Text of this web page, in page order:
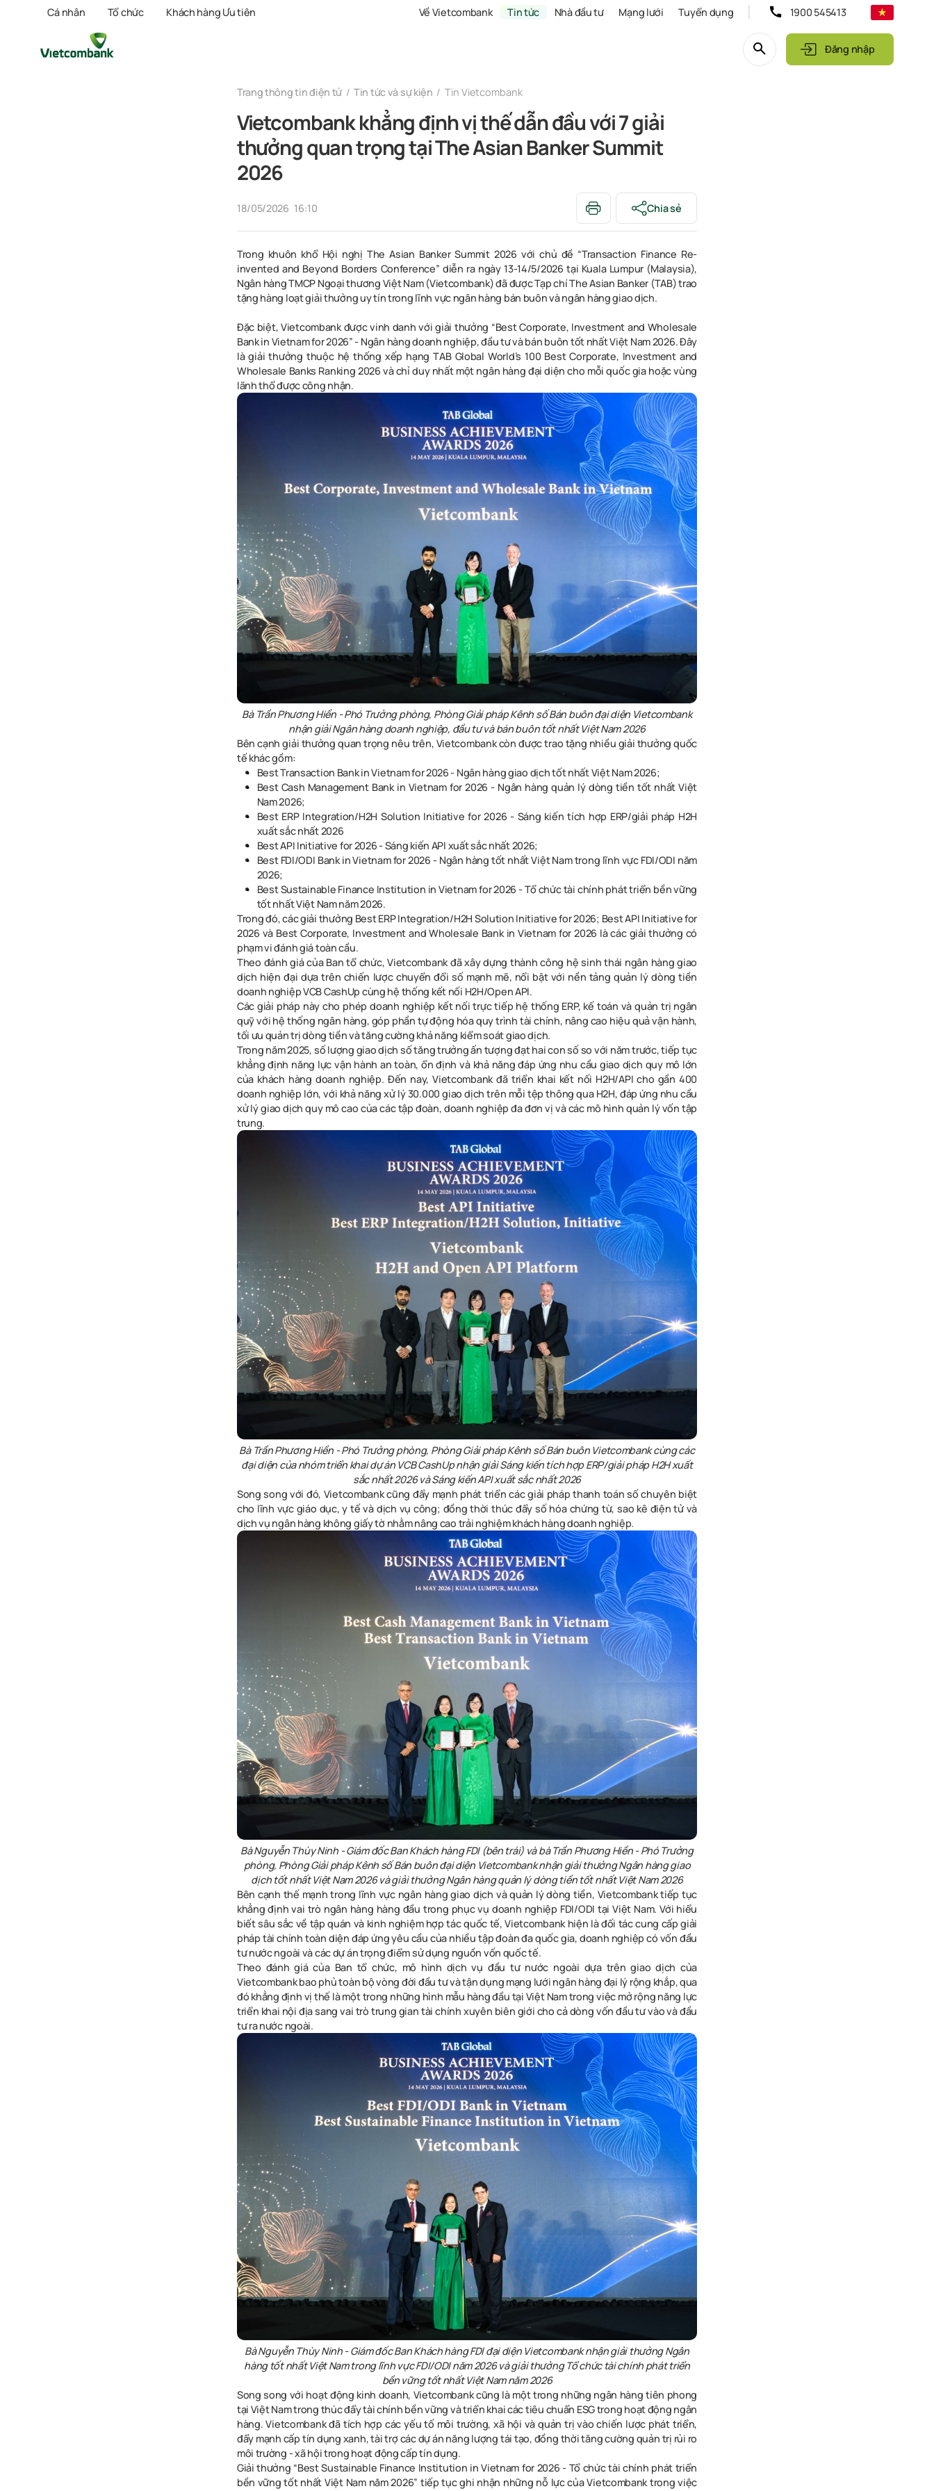
Cá nhân Tổ chức Khách hàng Ưu tiên Về Vietcombank Tin tức Nhà đầu tư Mạng lưới Tuyển dụng 1900 545413
Đăng nhập
Trang thông tin điện tử Tin tức và sự kiện Tin Vietcombank
Vietcombank khẳng định vị thế dẫn đầu với 7 giải
thưởng quan trọng tại The Asian Banker Summit
2026
18/05/2026 16:10 Chia sẻ
Trong khuôn khổ Hội nghị The Asian Banker Summit 2026 với chủ đề “Transaction Finance Re-
invented and Beyond Borders Conference” diễn ra ngày 13-14/5/2026 tại Kuala Lumpur (Malaysia),
Ngân hàng TMCP Ngoại thương Việt Nam (Vietcombank) đã được Tạp chí The Asian Banker (TAB) trao
tặng hàng loạt giải thưởng uy tín trong lĩnh vực ngân hàng bán buôn và ngân hàng giao dịch.
Đặc biệt, Vietcombank được vinh danh với giải thưởng “Best Corporate, Investment and Wholesale
Bank in Vietnam for 2026” - Ngân hàng doanh nghiệp, đầu tư và bán buôn tốt nhất Việt Nam 2026. Đây
là giải thưởng thuộc hệ thống xếp hạng TAB Global World’s 100 Best Corporate, Investment and
Wholesale Banks Ranking 2026 và chỉ duy nhất một ngân hàng đại diện cho mỗi quốc gia hoặc vùng
lãnh thổ được công nhận.
Bà Trần Phương Hiền-Phó Trưởng phòng, Phòng Giải pháp Kênh số Bán buôn đại diện Vietcombank
nhận giải Ngân hàng doanh nghiệp, đầu tư và bán buôn tốt nhất Việt Nam 2026
Bên cạnh giải thưởng quan trọng nêu trên, Vietcombank còn được trao tặng nhiều giải thưởng quốc
tế khác gồm:
Best Transaction Bank in Vietnam for 2026 - Ngân hàng giao dịch tốt nhất Việt Nam 2026;
Best Cash Management Bank in Vietnam for 2026 - Ngân hàng quản lý dòng tiền tốt nhất Việt
Nam 2026;
Best ERP Integration/H2H Solution Initiative for 2026 - Sáng kiến tích hợp ERP/giải pháp H2H
xuất sắc nhất 2026
Best API Initiative for 2026 - Sáng kiến API xuất sắc nhất 2026;
Best FDI/ODI Bank in Vietnam for 2026 - Ngân hàng tốt nhất Việt Nam trong lĩnh vực FDI/ODI năm
2026;
Best Sustainable Finance Institution in Vietnam for 2026 - Tổ chức tài chính phát triển bền vững
tốt nhất Việt Nam năm 2026.
Trong đó, các giải thưởng Best ERP Integration/H2H Solution Initiative for 2026; Best API Initiative for
2026 và Best Corporate, Investment and Wholesale Bank in Vietnam for 2026 là các giải thưởng có
phạm vi đánh giá toàn cầu.
Theo đánh giá của Ban tổ chức, Vietcombank đã xây dựng thành công hệ sinh thái ngân hàng giao
dịch hiện đại dựa trên chiến lược chuyển đổi số mạnh mẽ, nổi bật với nền tảng quản lý dòng tiền
doanh nghiệp VCB CashUp cùng hệ thống kết nối H2H/Open API.
Các giải pháp này cho phép doanh nghiệp kết nối trực tiếp hệ thống ERP, kế toán và quản trị ngân
quỹ với hệ thống ngân hàng, góp phần tự động hóa quy trình tài chính, nâng cao hiệu quả vận hành,
tối ưu quản trị dòng tiền và tăng cường khả năng kiểm soát giao dịch.
Trong năm 2025, số lượng giao dịch số tăng trưởng ấn tượng đạt hai con số so với năm trước, tiếp tục
khẳng định năng lực vận hành an toàn, ổn định và khả năng đáp ứng nhu cầu giao dịch quy mô lớn
của khách hàng doanh nghiệp. Đến nay, Vietcombank đã triển khai kết nối H2H/API cho gần 400
doanh nghiệp lớn, với khả năng xử lý 30.000 giao dịch trên mỗi tệp thông qua H2H, đáp ứng nhu cầu
xử lý giao dịch quy mô cao của các tập đoàn, doanh nghiệp đa đơn vị và các mô hình quản lý vốn tập
trung.
Bà Trần Phương Hiền-Phó Trưởng phòng, Phòng Giải pháp Kênh số Bán buônVietcombankcùng các
đại diện của nhóm triển khai dự án VCB CashUp nhận giải Sáng kiến tích hợp ERP/giải pháp H2H xuất
sắc nhất 2026 và Sáng kiến API xuất sắc nhất 2026
Song song với đó, Vietcombank cũng đẩy mạnh phát triển các giải pháp thanh toán số chuyên biệt
cho lĩnh vực giáo dục, y tế và dịch vụ công; đồng thời thúc đẩy số hóa chứng từ, sao kê điện tử và
dịch vụ ngân hàng không giấy tờ nhằm nâng cao trải nghiệm khách hàng doanh nghiệp.
BàNguyễn Thùy Ninh-Giám đốc Ban Khách hàng FDI (bên trái) vàbàTrần Phương Hiền-Phó Trưởng
phòng, Phòng Giải pháp Kênh số Bán buôn đại diện Vietcombank nhận giải thưởng Ngân hàng giao
dịch tốt nhất Việt Nam 2026 và giải thưởng Ngân hàng quản lý dòng tiền tốt nhất Việt Nam 2026
Bên cạnh thế mạnh trong lĩnh vực ngân hàng giao dịch và quản lý dòng tiền, Vietcombank tiếp tục
khẳng định vai trò ngân hàng hàng đầu trong phục vụ doanh nghiệp FDI/ODI tại Việt Nam. Với hiểu
biết sâu sắc về tập quán và kinh nghiệm hợp tác quốc tế, Vietcombank hiện là đối tác cung cấp giải
pháp tài chính toàn diện đáp ứng yêu cầu của nhiều tập đoàn đa quốc gia, doanh nghiệp có vốn đầu
tư nước ngoài và các dự án trọng điểm sử dụng nguồn vốn quốc tế.
Theo đánh giá của Ban tổ chức, mô hình dịch vụ đầu tư nước ngoài dựa trên giao dịch của
Vietcombank bao phủ toàn bộ vòng đời đầu tư và tận dụng mạng lưới ngân hàng đại lý rộng khắp, qua
đó khẳng định vị thế là một trong những hình mẫu hàng đầu tại Việt Nam trong việc mở rộng năng lực
triển khai nội địa sang vai trò trung gian tài chính xuyên biên giới cho cả dòng vốn đầu tư vào và đầu
tư ra nước ngoài.
Bà Nguyễn Thùy Ninh-Giám đốc Ban Khách hàng FDI đại diện Vietcombank nhận giải thưởng Ngân
hàng tốt nhất Việt Nam trong lĩnh vực FDI/ODI năm 2026 và giải thưởng Tổ chức tài chính phát triển
bền vững tốt nhất Việt Nam năm 2026
Song song với hoạt động kinh doanh, Vietcombank cũng là một trong những ngân hàng tiên phong
tại Việt Nam trong thúc đẩy tài chính bền vững và triển khai các tiêu chuẩn ESG trong hoạt động ngân
hàng. Vietcombank đã tích hợp các yếu tố môi trường, xã hội và quản trị vào chiến lược phát triển,
đẩy mạnh cấp tín dụng xanh, tài trợ các dự án năng lượng tái tạo, đồng thời tăng cường quản trị rủi ro
môi trường - xã hội trong hoạt động cấp tín dụng.
Giải thưởng “Best Sustainable Finance Institution in Vietnam for 2026 - Tổ chức tài chính phát triển
bền vững tốt nhất Việt Nam năm 2026” tiếp tục ghi nhận những nỗ lực của Vietcombank trong việc